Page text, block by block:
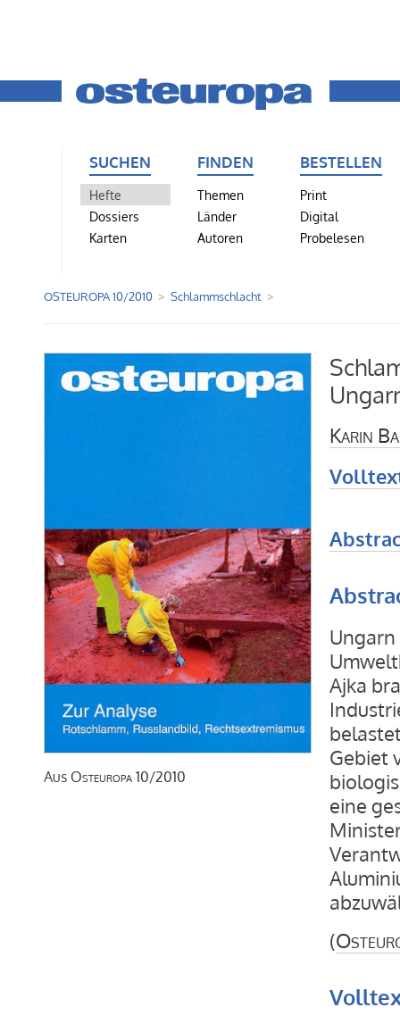
SUCHEN
Hefte
Dossiers
Karten
FINDEN
Themen
Länder
Autoren
BESTELLEN
Print
Digital
Probelesen
OSTEUROPA 10/2010 Schlammschlacht
Aus Osteuropa 10/2010
Karin
Ajka
Gebiet
eine
(